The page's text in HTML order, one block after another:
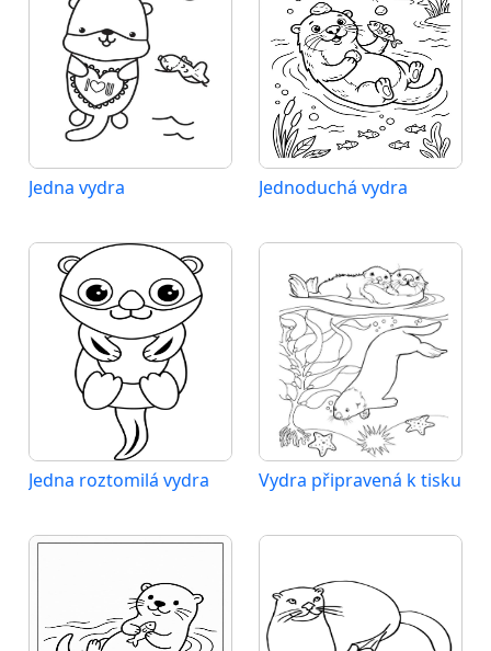
Jedna vydra Jednoduchá vydra
Jedna roztomilá vydra Vydra připravená k tisku